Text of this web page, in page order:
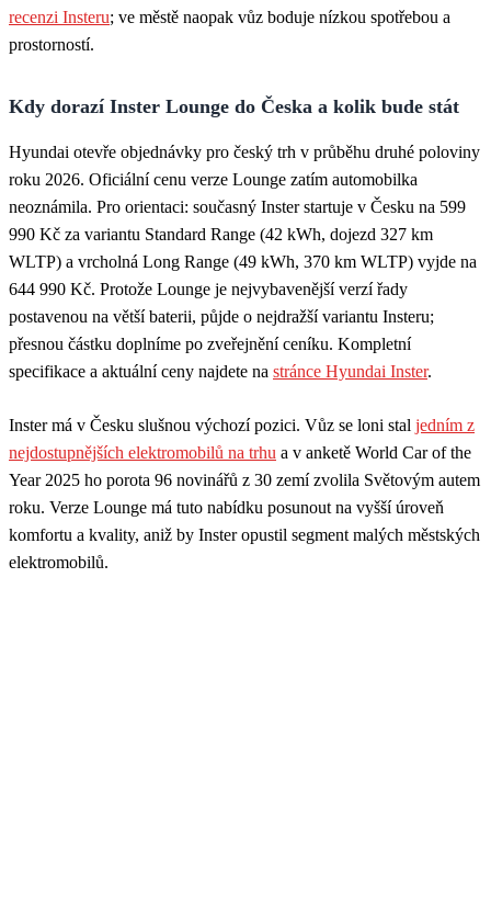
recenzi Insteru; ve městě naopak vůz boduje nízkou spotřebou a
prostorností.
Kdy dorazí Inster Lounge do Česka a kolik bude stát
Hyundai otevře objednávky pro český trh v průběhu druhé poloviny
roku 2026. Oficiální cenu verze Lounge zatím automobilka
neoznámila. Pro orientaci: současný Inster startuje v Česku na 599
990 Kč za variantu Standard Range (42 kWh, dojezd 327 km
WLTP) a vrcholná Long Range (49 kWh, 370 km WLTP) vyjde na
644 990 Kč. Protože Lounge je nejvybavenější verzí řady
postavenou na větší baterii, půjde o nejdražší variantu Insteru;
přesnou částku doplníme po zveřejnění ceníku. Kompletní
specifikace a aktuální ceny najdete na stránce Hyundai Inster.
Inster má v Česku slušnou výchozí pozici. Vůz se loni stal jedním z
nejdostupnějších elektromobilů na trhu a v anketě World Car of the
Year 2025 ho porota 96 novinářů z 30 zemí zvolila Světovým autem
roku. Verze Lounge má tuto nabídku posunout na vyšší úroveň
komfortu a kvality, aniž by Inster opustil segment malých městských
elektromobilů.